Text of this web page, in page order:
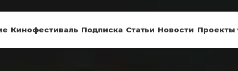
Кинофестиваль Подписка Статьи Новости Проекты